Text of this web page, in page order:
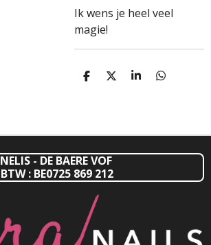
Ik wens je heel veel
magie!
D
D
S
D
NELIS - DE BAERE VOF
BTW : BE0725 869 212